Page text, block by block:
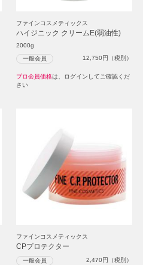
ファインコスメティックス
ハイジニック クリームE(弱油性)
2000g
一般会員 12,750円（税別）
プロ会員価格は、ログインしてご確認くだ
さい
ファインコスメティックス
CPプロテクター
一般会員 2,470円（税別）